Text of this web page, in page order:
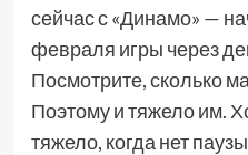
сейчас с «Динамо» —
февраля игры через
Посмотрите, сколько
Поэтому и тяжело им.
тяжело, когда нет